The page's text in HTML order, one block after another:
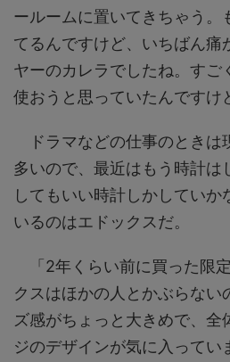
ールームに置いてきちゃう。
てるんですけど、いちばん痛
ヤーのカレラでしたね。すご
使おうと思っていたんですけ
ドラマなどの仕事のときは
多いので、最近はもう時計は
してもいい時計しかしていか
いるのはエドックスだ。
「2年くらい前に買った限
クスはほかの人とかぶらない
ズ感がちょっと大きめで、全
ジのデザインが気に入ってい